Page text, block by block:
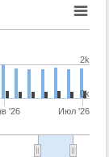
'26 Июл '26
0k
2k